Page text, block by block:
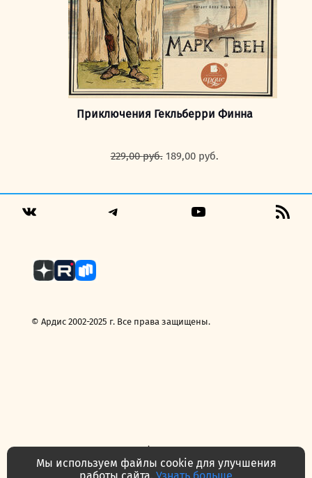
Приключения Гекльберри Финна
229,00руб. Первоначальная
229,00 руб..
189,00 руб.
© Ардис 2002-2025 г. Все права защищены.
Политика конфиденциальности
Договор — публичная оферта
Мы используем файлы cookie для улучшения